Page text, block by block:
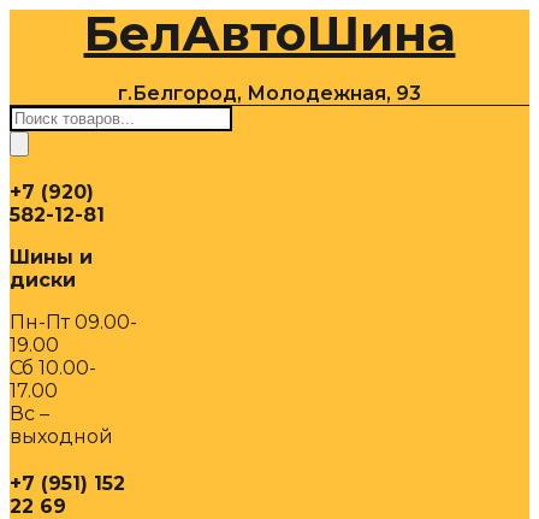
содержимомуБелАвтоШина
г.Белгород, Молодежная, 93
Поиск
товаров
+7 (920)
582-12-81
Шины и
диски
Пн-Пт 09.00-
19.00
Сб 10.00-
17.00
Вс –
выходной
+7 (951) 152
22 69